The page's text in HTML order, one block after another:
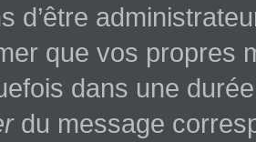
d’être
que vos propres
dans une
du message